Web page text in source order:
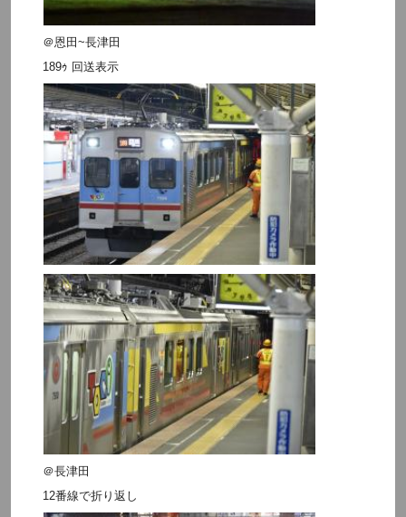
＠恩田~長津田
189ｩ 回送表示
＠長津田
12番線で折り返し